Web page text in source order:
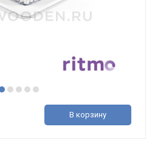
В корзину